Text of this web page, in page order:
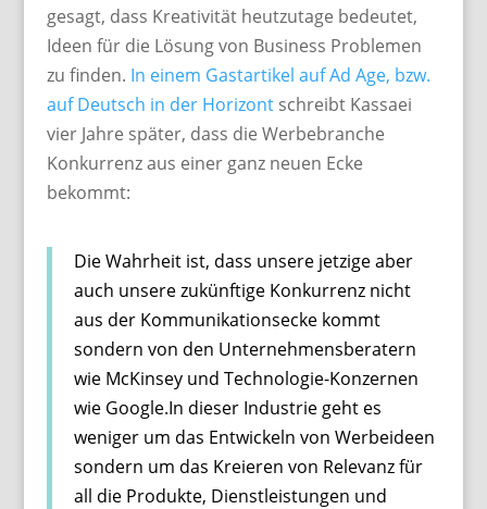
gesagt, dass Kreativität heutzutage bedeutet,
Ideen für die Lösung von Business Problemen
zu finden. In einem Gastartikel auf Ad Age, bzw.
auf Deutsch in der Horizontschreibt Kassaei
vier Jahre später, dass die Werbebranche
Konkurrenz aus einer ganz neuen Ecke
bekommt:
Die Wahrheit ist, dass unsere jetzige aber
auch unsere zukünftige Konkurrenz nicht
aus der Kommunikationsecke kommt
sondern von den Unternehmensberatern
wie McKinsey und Technologie-Konzernen
wie Google.In dieser Industrie geht es
weniger um das Entwickeln von Werbeideen
sondern um das Kreieren von Relevanz für
all die Produkte, Dienstleistungen und